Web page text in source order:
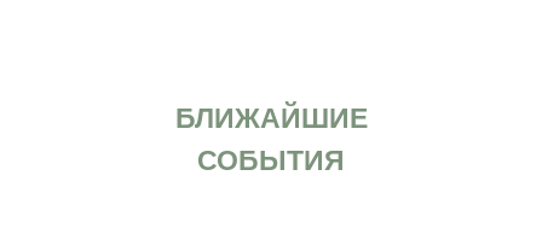
БЛИЖАЙШИЕ
СОБЫТИЯ